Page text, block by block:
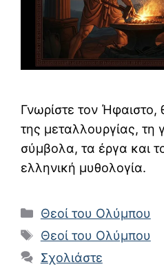
Γνωρίστε τον Ήφαιστο,
της μεταλλουργίας, τη
σύμβολα, τα έργα και
ελληνική μυθολογία.
Κατηγορίες
Θεοί του Ολύμπου
Ετικέτες
Θεοί του Ολύμπου
Σχολιάστε